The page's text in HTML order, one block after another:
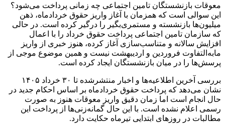
معوقات بازنشستگان تامین اجتماعی چه زمانی پرداخت می‌شود؟
این سوالی است که همزمان با آغاز واریز حقوق خردادماه، ذهن
میلیون‌ها بازنشسته و مستمری‌بگیر را درگیر کرده است. در حالی
که سازمان تامین اجتماعی پرداخت حقوق خرداد را با اعمال
افزایش سالانه و متناسب‌سازی آغاز کرده، هنوز خبری از واریز
مابه‌التفاوت فروردین و اردیبهشت نیست و همین موضوع موجی از
پرسش‌ها را در میان بازنشستگان ایجاد کرده است.
بررسی آخرین اطلاعیه‌ها و اخبار منتشرشده تا ۳۰ خرداد ۱۴۰۵
نشان می‌دهد که پرداخت حقوق خردادماه بر اساس احکام جدید در
حال انجام است اما زمان دقیق واریز معوقات هنوز به صورت
رسمی اعلام نشده است. با این حال گمانه‌زنی‌ها از پرداخت این
مطالبات در روزهای ابتدایی تیرماه حکایت دارد.